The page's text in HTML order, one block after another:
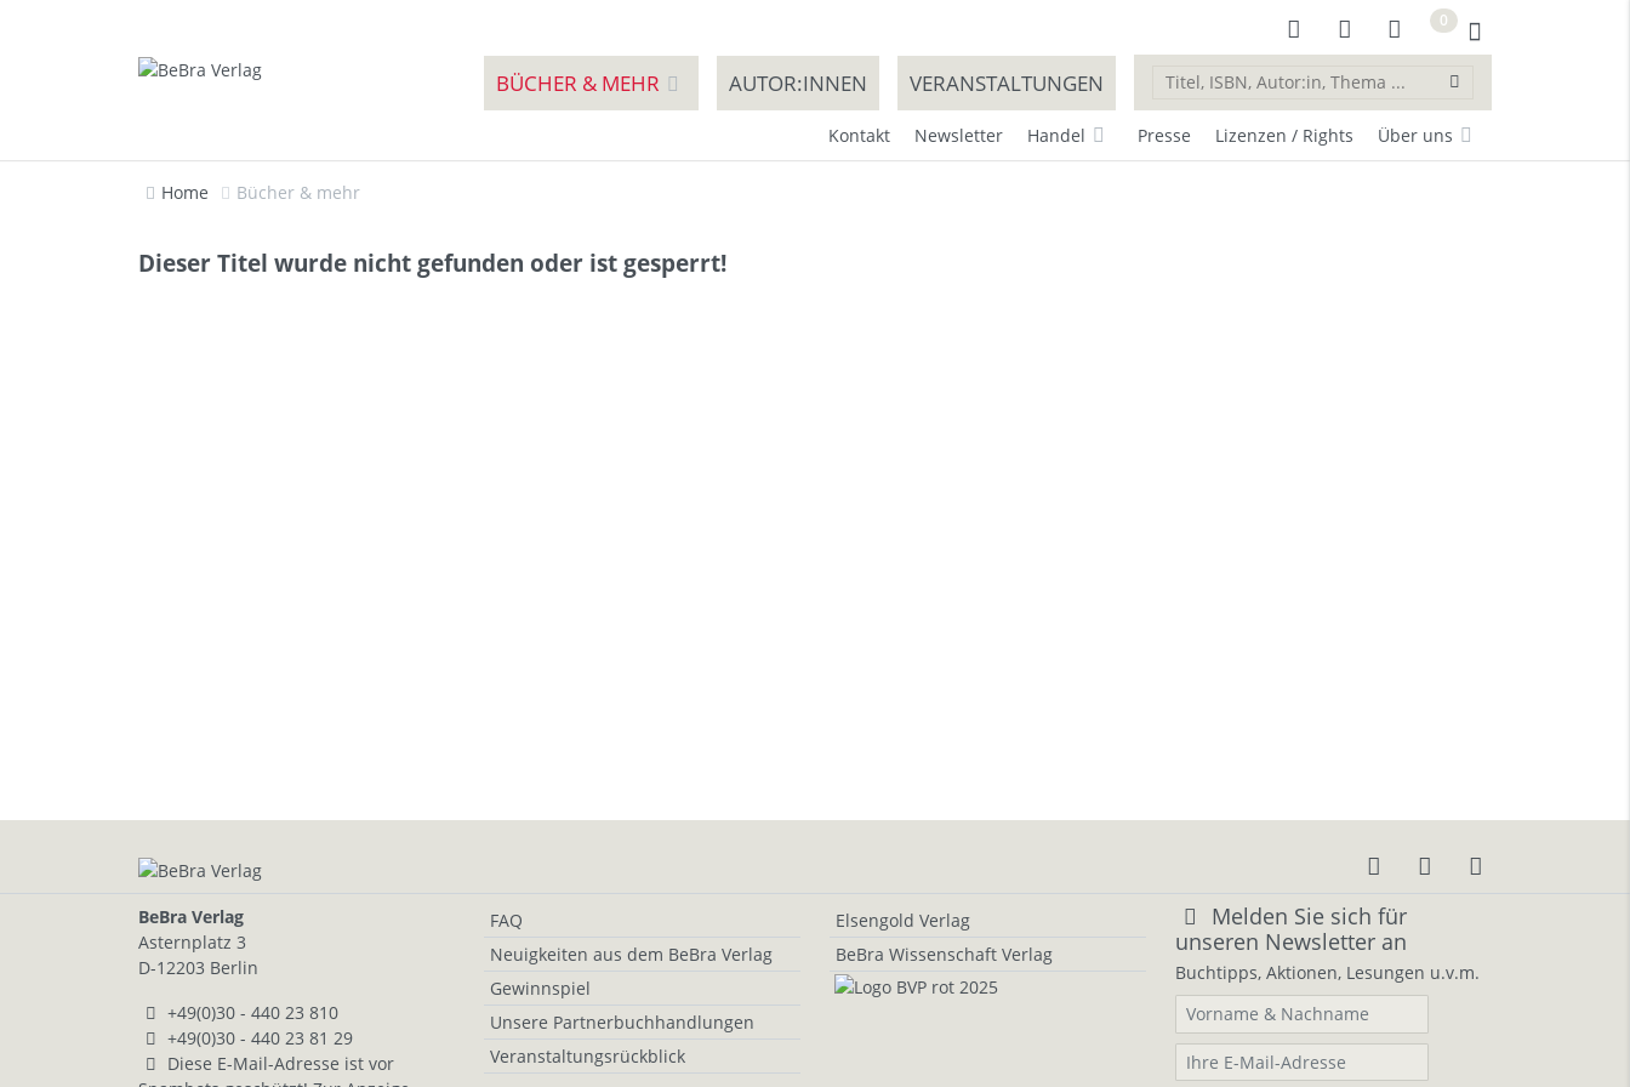
0
BÜCHER & MEHR AUTOR:INNEN VERANSTALTUNGEN
Kontakt Newsletter Handel Presse Lizenzen / Rights Über uns
Home Bücher & mehr
Dieser Titel wurde nicht gefunden oder ist gesperrt!
BeBra Verlag
Asternplatz 3
D-12203 Berlin
+49(0)30 - 440 23 810
+49(0)30 - 440 23 81 29
Diese E-Mail-Adresse ist vor
FAQ
Neuigkeiten aus dem BeBra Verlag
Gewinnspiel
Unsere Partnerbuchhandlungen
Veranstaltungsrückblick
Elsengold Verlag
BeBra Wissenschaft Verlag
Melden Sie sich für
unseren Newsletter an
Buchtipps, Aktionen, Lesungen u.v.m.